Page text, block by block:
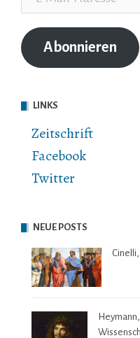
Mail-
Adresse
Abonnieren
LINKS
Zeitschrift
Facebook
Twitter
NEUE POSTS